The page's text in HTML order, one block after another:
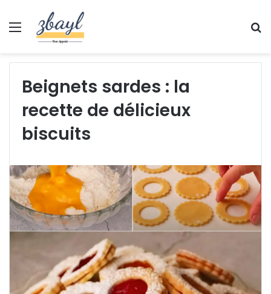
Menu
Beignets sardes : la
recette de délicieux
biscuits